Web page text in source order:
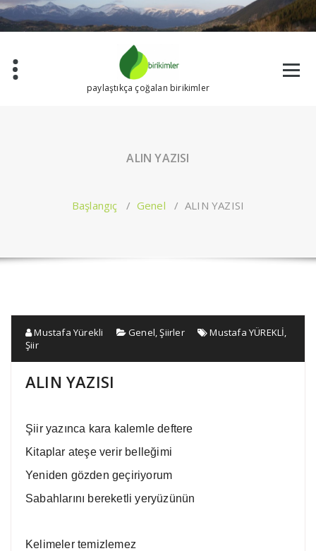
İçeriğe
geç
paylaştıkça çoğalan birikimler
ALIN YAZISI
Başlangıç / Genel / ALIN YAZISI
Mustafa Yürekli Genel,Şiirler Mustafa YÜREKLİ,
Şiir
ALIN YAZISI
Şiir yazınca kara kalemle deftere
Kitaplar ateşe verir belleğimi
Yeniden gözden geçiriyorum
Sabahlarını bereketli yeryüzünün
Kelimeler temizlemez